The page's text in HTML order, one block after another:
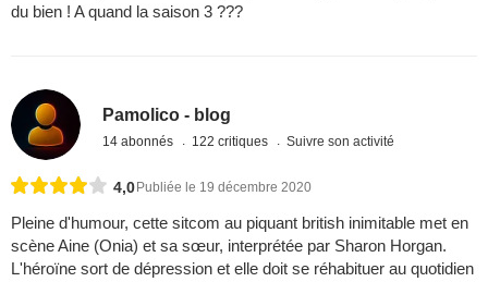
du bien ! A quand la saison 3 ???
Pamolico - blog
14 abonnés 122 critiques Suivre son activité
4,0Publiée le 19 décembre 2020
Pleine d'humour, cette sitcom au piquant british inimitable met en
scène Aine (Onia) et sa sœur, interprétée par Sharon Horgan.
L'héroïne sort de dépression et elle doit se réhabituer au quotidien